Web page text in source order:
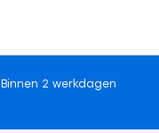
Binnen 2 werkdagen